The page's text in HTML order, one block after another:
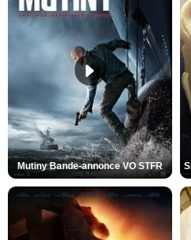
Mutiny Bande-annonce VO STFR